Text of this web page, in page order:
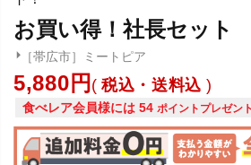
お買い得！社長セット
［帯広市］ミートピア
5,880 税込・送料込
食べレア会員様には 54 ポイントプレゼン